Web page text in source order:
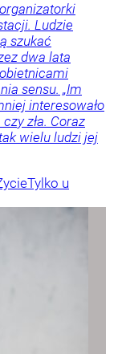
Ludzie
szukać
dwa lata
sensu. „Im
interesowało
zła. Coraz
wielu ludzi jej
Tylko u